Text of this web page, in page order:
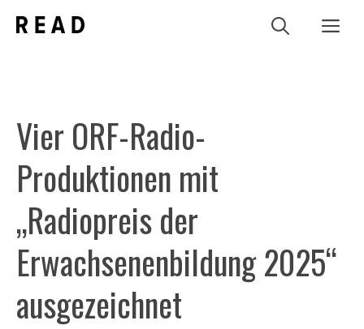
Inhalt
Vier ORF-Radio-
Produktionen mit
„Radiopreis der
Erwachsenenbildung 2025“
ausgezeichnet